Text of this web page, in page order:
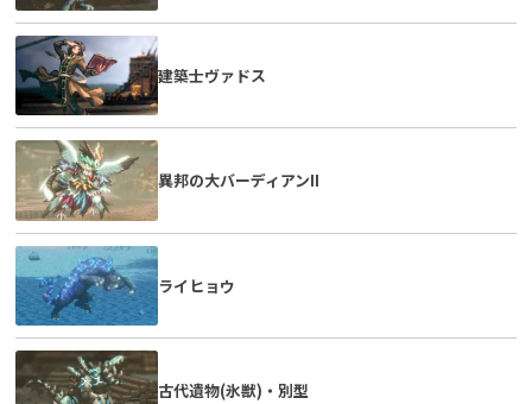
建築士ヴァドス
異邦の大バーディアンII
ライヒョウ
古代遺物(氷獣)・別型